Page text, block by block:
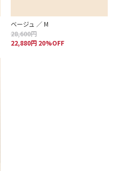
ベージュ ／ M
28,600円
22,880円 20%OFF